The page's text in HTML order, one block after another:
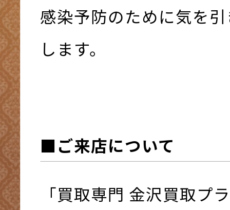
感染予防のために気を
します。
■ご来店について
「買取専門 金沢買取プ